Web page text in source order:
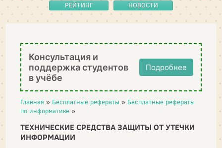
РЕЙТИНГ
НОВОСТИ
Консультация и
поддержка студентов
в учёбе
Подробнее
Главная » Бесплатные рефераты » Бесплатные рефераты
по информатике »
ТЕХНИЧЕСКИЕ СРЕДСТВА ЗАЩИТЫ ОТ УТЕЧКИ
ИНФОРМАЦИИ